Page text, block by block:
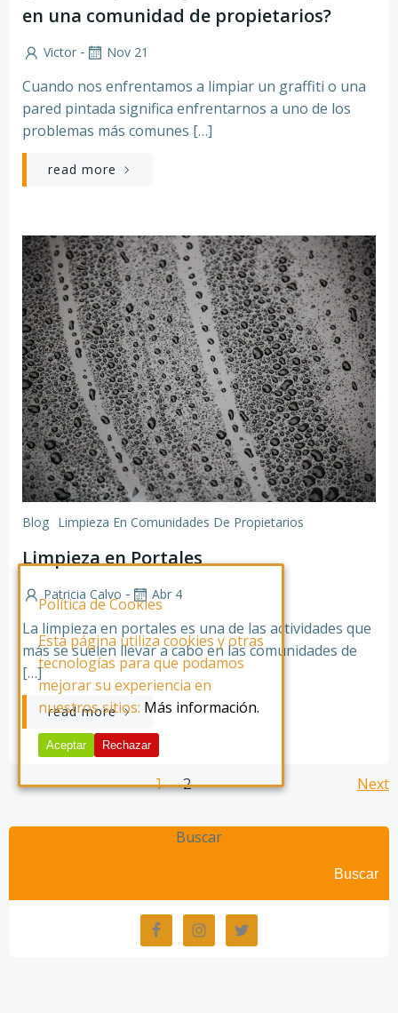
en una comunidad de propietarios?
Victor - Nov 21
Cuando nos enfrentamos a limpiar un graffiti o una
pared pintada significa enfrentarnos a uno de los
problemas más comunes […]
read more
Blog Limpieza En Comunidades De Propietarios
Limpieza en Portales
Patricia Calvo - Abr 4
La limpieza en portales es una de las actividades que
más se suelen llevar a cabo en las comunidades de
[…]
read more
Posts
navigation
Page
1 Page
2 Next
Buscar
Buscar
Política de Cookies
Esta página utiliza cookies y otras
tecnologías para que podamos
mejorar su experiencia en
nuestros sitios: Más información.
Aceptar Rechazar